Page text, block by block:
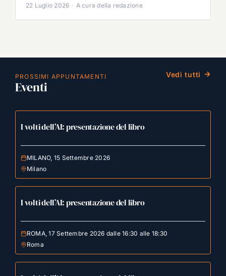
22 Luglio 2026 · A cura della redazione
PROSSIMI APPUNTAMENTI
Eventi
Vedi tutti
I volti dell’AI: presentazione del libro
MILANO, 15 Settembre 2026
Milano
I volti dell’AI: presentazione del libro
ROMA, 17 Settembre 2026 dalle 16:30 alle 18:30
Roma